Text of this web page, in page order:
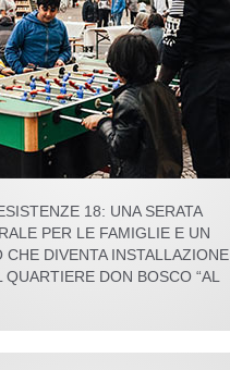
18: UNA SERATA
PER LE FAMIGLIE E UN
CHE DIVENTA INSTALLAZIONE
DON BOSCO “AL